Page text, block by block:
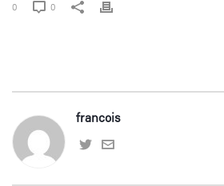
0 0
francois